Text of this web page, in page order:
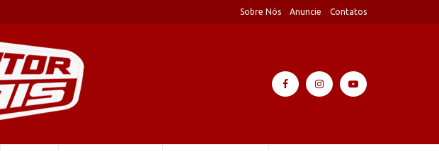
Sobre Nós Anuncie Contatos